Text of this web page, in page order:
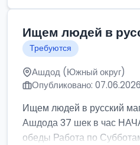
Ищем людей в
Требуются
Ашдод (Южный округ)
Опубликовано: 07.06.2026
Ищем людей в русский
Ашдода 37 шек в час
обеды Работа по